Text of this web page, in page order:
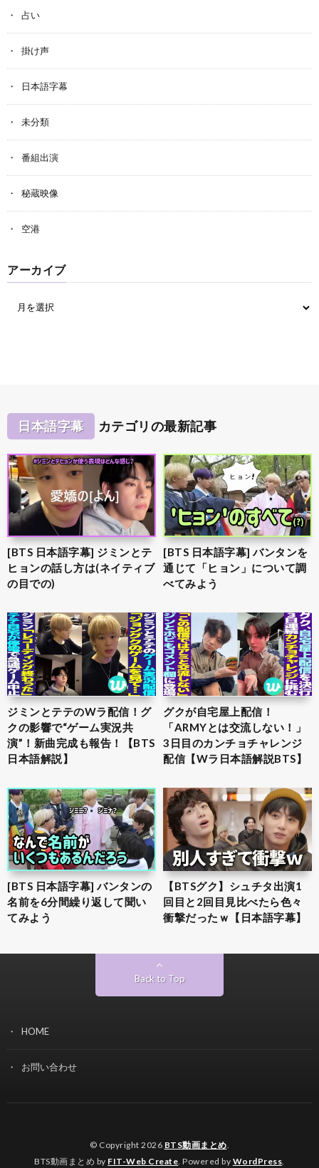
占い
掛け声
日本語字幕
未分類
番組出演
秘蔵映像
空港
アーカイブ
日本語字幕 カテゴリの最新記事
[BTS 日本語字幕] ジミンとテ
ヒョンの話し方は(ネイティブ
の目での)
[BTS 日本語字幕] バンタンを
通じて「ヒョン」について調
べてみよう
ジミンとテテのWラ配信！グ
クの影響で“ゲーム実況共
演”！新曲完成も報告！【BTS
日本語解説】
グクが自宅屋上配信！
「ARMYとは交流しない！」
3日目のカンチョチャレンジ
配信【Wラ日本語解説BTS】
[BTS 日本語字幕] バンタンの
名前を6分間繰り返して聞い
てみよう
【BTSグク】シュチタ出演1
回目と2回目見比べたら色々
衝撃だったｗ【日本語字幕】
Back to Top
HOME
お問い合わせ
© Copyright 2026 BTS動画まとめ.
BTS動画まとめ by FIT-Web Create. Powered by WordPress.